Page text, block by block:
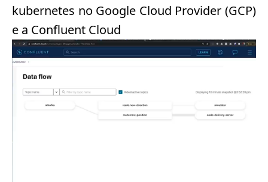
kubernetes no Google Cloud Provider (GCP)
e a Confluent Cloud